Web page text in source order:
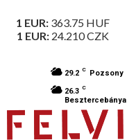
1 EUR: 363.75 HUF
1 EUR: 24.210CZK
29.2 C Pozsony
26.3 C
Besztercebánya